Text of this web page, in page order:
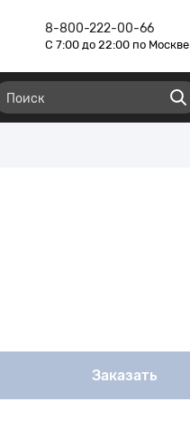
8-800-222-00-66
С 7:00 до 22:00 по Москве
Заказать